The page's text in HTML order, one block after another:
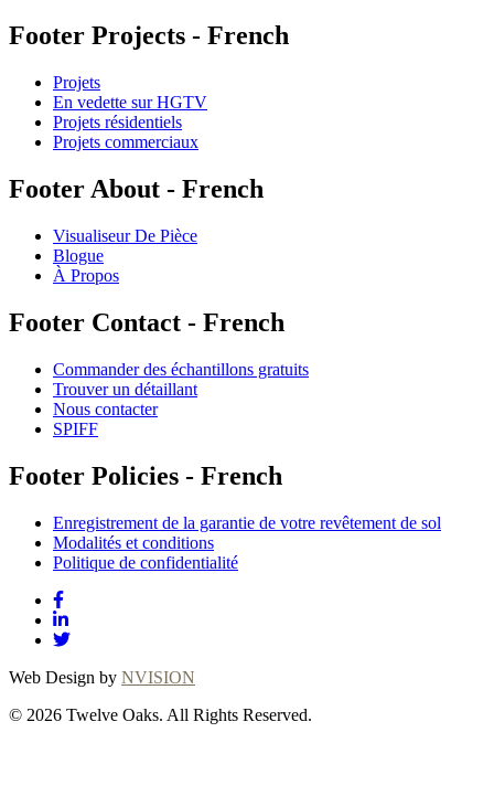
Footer Projects - French
Projets
En vedette sur HGTV
Projets résidentiels
Projets commerciaux
Footer About - French
Visualiseur De Pièce
Blogue
À Propos
Footer Contact - French
Commander des échantillons gratuits
Trouver un détaillant
Nous contacter
SPIFF
Footer Policies - French
Enregistrement de la garantie de votre revêtement de sol
Modalités et conditions
Politique de confidentialité
Web Design by NVISION
© 2026 Twelve Oaks. All Rights Reserved.